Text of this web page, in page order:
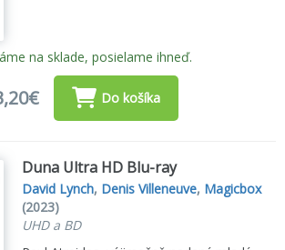
na sklade, posielame ihneď.
Do košíka
Duna Ultra HD Blu-ray
David Lynch, Denis Villeneuve, Magicbox
(2023)
UHD a BD